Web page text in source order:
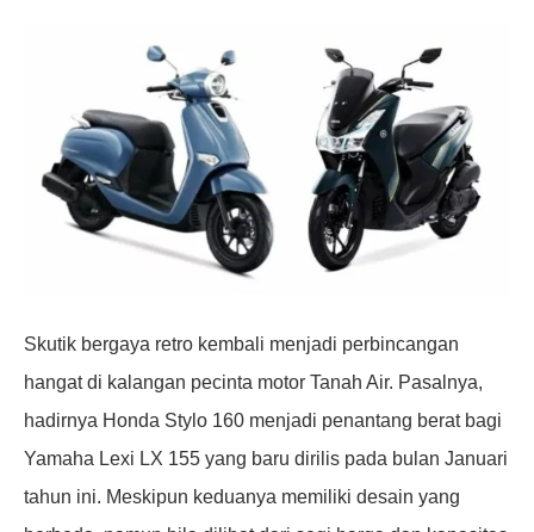
Skutik bergaya retro kembali menjadi perbincangan
hangat di kalangan pecinta motor Tanah Air. Pasalnya,
hadirnya Honda Stylo 160 menjadi penantang berat bagi
Yamaha Lexi LX 155 yang baru dirilis pada bulan Januari
tahun ini. Meskipun keduanya memiliki desain yang